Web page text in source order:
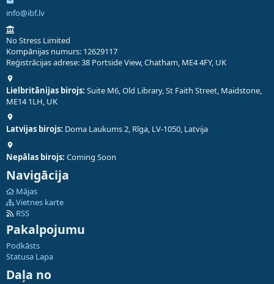
info@ibf.lv
No Stress Limited
Kompānijas numurs: 12629117
Reģistrācijas adrese: 38 Portside View, Chatham, ME4 4FY, UK
Lielbritānijas birojs: Suite M6, Old Library, St Faith Street, Maidstone,
ME14 1LH, UK
Latvijas birojs: Doma Laukums 2, Rīga, LV-1050, Latvija
Nepālas birojs: Coming Soon
Navigācija
Mājas
Vietnes karte
RSS
Pakalpojumu
Podkāsts
Statusa Lapa
Daļa no